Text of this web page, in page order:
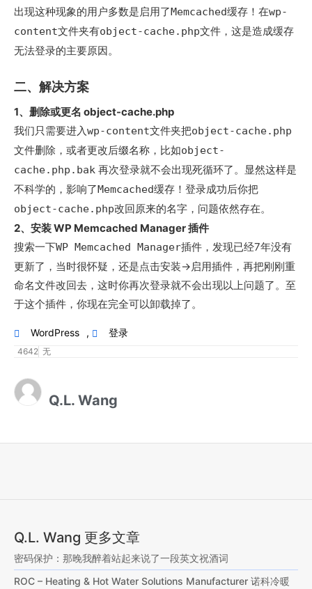
出现这种现象的用户多数是启用了Memcached缓存！在wp-
content文件夹有object-cache.php文件，这是造成缓存
无法登录的主要原因。
二、解决方案
1、删除或更名 object-cache.php
我们只需要进入wp-content文件夹把object-cache.php
文件删除，或者更改后缀名称，比如object-
cache.php.bak 再次登录就不会出现死循环了。显然这样是
不科学的，影响了Memcached缓存！登录成功后你把
object-cache.php改回原来的名字，问题依然存在。
2、安装 WP Memcached Manager 插件
搜索一下WP Memcached Manager插件，发现已经7年没有
更新了，当时很怀疑，还是点击安装->启用插件，再把刚刚重
命名文件改回去，这时你再次登录就不会出现以上问题了。至
于这个插件，你现在完全可以卸载掉了。
WordPress , 登录
4642 无
Q.L. Wang
Q.L. Wang 更多文章
密码保护：那晚我醉着站起来说了一段英文祝酒词
ROC – Heating & Hot Water Solutions Manufacturer 诺科冷暖